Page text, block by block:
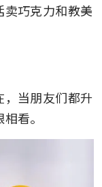
巧克力和教美
，当朋友们都升
看。